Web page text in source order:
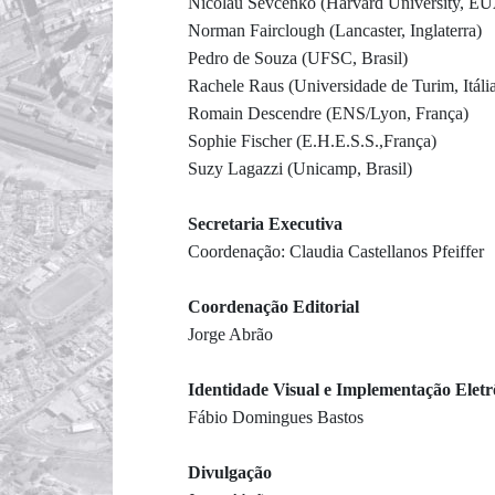
Norman Fairclough (Lancaster, Inglaterra)
Pedro de Souza (UFSC, Brasil)
Rachele Raus (Universidade de Turim,
Romain Descendre (ENS/Lyon, França)
Sophie Fischer (E.H.E.S.S.,França)
Suzy Lagazzi (Unicamp, Brasil)
Secretaria Executiva
Coordenação: Claudia Castellanos Pfeiffer
Coordenação Editorial
Jorge Abrão
Identidade Visual e Implementação
Fábio Domingues Bastos
Divulgação